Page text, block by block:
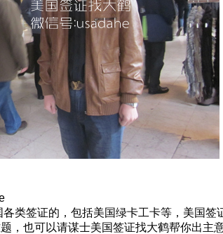
类签证的，包括美国绿卡工卡等，美国
，也可以请谋士美国签证找大鹤帮你出主意